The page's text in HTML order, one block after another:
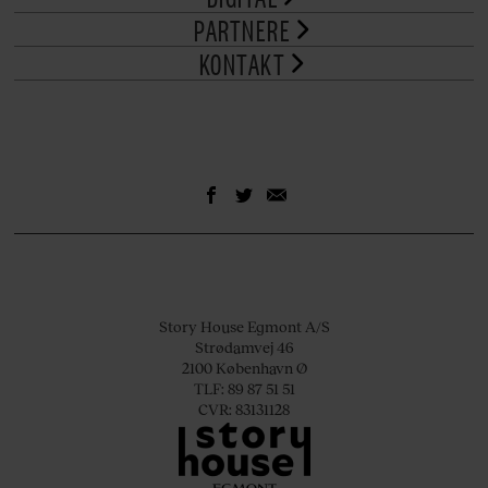
PARTNERE
KONTAKT
Story House Egmont A/S
Strødamvej 46
2100 København Ø
TLF: 89 87 51 51
CVR: 83131128